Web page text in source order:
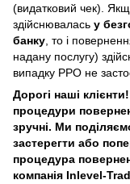
(видатковий чек).
здійснювалась у
банку, то і
надану послугу)
випадку РРО не
Дорогі наші
процедури
зручні. Ми
застерегти або
процедура
компанія Inlevel-